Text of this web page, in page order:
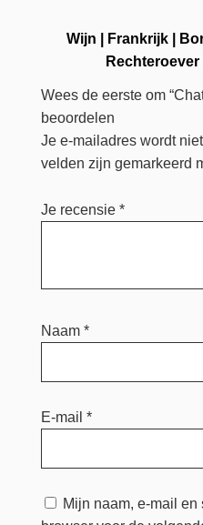
Wijn Frankrijk
Rechteroever|
Wees de eerste om
beoordelen
Je e-mailadres wordt
velden zijn gemarkeerd
Je recensie *
Naam *
E-mail *
Mijn naam, e-mail